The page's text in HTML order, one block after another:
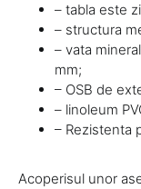
– tabla este
– structura
– vata
mm;
– OSB de
– linoleum
– Rezistenta
Acoperisul unor